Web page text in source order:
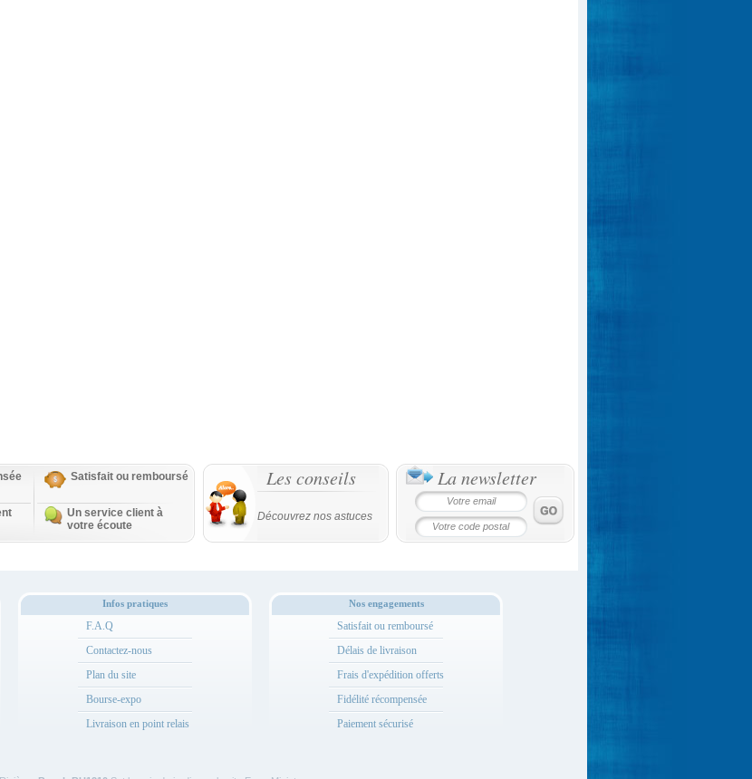
Satisfait ou remboursé
Un service client à
votre écoute
Les conseils
Découvrez nos astuces
La newsletter
Infos pratiques
F.A.Q
Contactez-nous
Plan du site
Bourse-expo
Livraison en point relais
Nos engagements
Satisfait ou remboursé
Délais de livraison
Frais d'expédition offerts
Fidélité récompensée
Paiement sécurisé